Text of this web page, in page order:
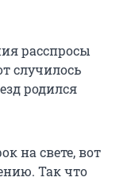
расспросы
случилось
родился
на свете, вот
Так что